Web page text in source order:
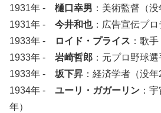
1931年 - 樋口幸男 ：美術監督（没
1931年 - 今井和也：広告宣伝プロ
1933年 -
ロイド・プライス ：歌手
1933年 - 岩崎哲郎 ：元プロ野球
1933年 - 坂下昇 ：経済学者（没年
1934年 - ユーリ・ガガーリン ：
年）